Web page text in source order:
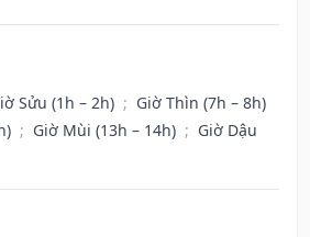
Sửu (1h – 2h) ; Giờ Thìn (7h – 8h)
; Giờ Mùi (13h – 14h) ; Giờ Dậu